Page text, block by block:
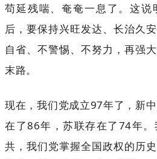
苟延残喘、奄奄一息了。这说
后，要保持兴旺发达、长治久
自省、不警惕、不努力，再强
末路。
现在，我们党成立97年了，新
在了86年，苏联存在了74年
共，我们党掌握全国政权的历